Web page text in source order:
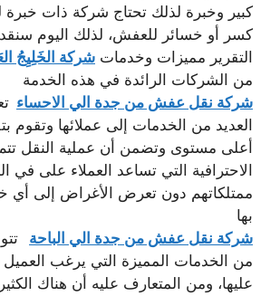
كبير وخبرة لذلك تحتاج شركة ذات
كسر أو خسائر للعفش، لذلك اليوم
التقرير مميزات وخدمات شركة الخَلِيِجُ
من الشركات الرائدة في هذه الخدمة
شركة نقل عفش من جدة الي الاحساء
العديد من الخدمات إلى عملائها وتقوم
أعلى مستوى وتضمن أن عملية النقل
الاحترافية التي تساعد العملاء على
ممتلكاتهم دون تعرض الأغراض إلى
بها
شركة نقل عفش من جدة الي الباحة
من الخدمات المميزة التي يرغب
عليها، ومن المتعارف عليه أن هناك